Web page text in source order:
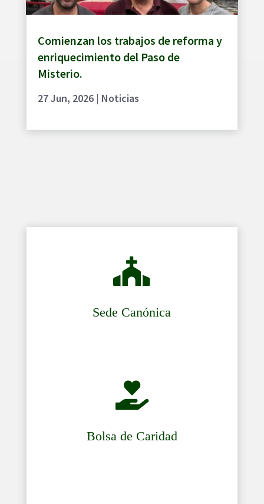
Comienzan los trabajos de reforma y
enriquecimiento del Paso de
Misterio.
27 Jun, 2026| Noticias

Sede Canónica

Bolsa de Caridad